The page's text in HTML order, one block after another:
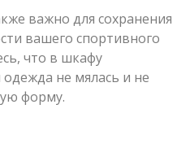
важно для сохранения
вашего спортивного
что в шкафу
не мялась и не
форму.